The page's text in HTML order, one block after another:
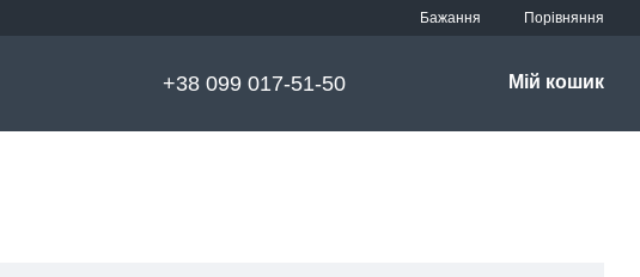
Бажання Порівняння
+38 099 017-51-50 Мій кошик